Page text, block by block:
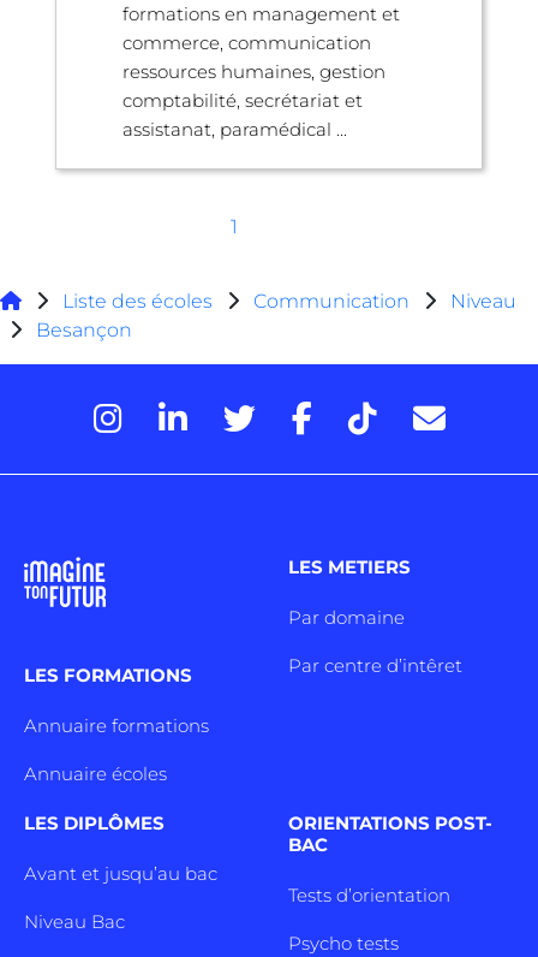
formations en management et
commerce, communication
ressources humaines, gestion
comptabilité, secrétariat et
assistanat, paramédical ...
1
Liste des écoles Communication
Niveau
Besançon
LES FORMATIONS
Annuaire formations
Annuaire écoles
LES METIERS
Par domaine
Par centre d’intêret
LES DIPLÔMES
Avant et jusqu’au bac
Niveau Bac
ORIENTATIONS POST-
BAC
Tests d’orientation
Psycho tests